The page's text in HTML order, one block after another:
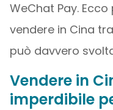
WeChat Pay.
vendere in Cina
può davvero
Vendere in
imperdibile